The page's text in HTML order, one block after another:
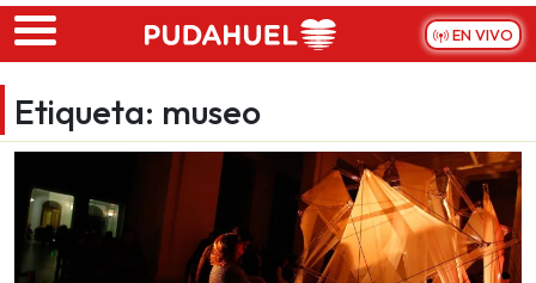
Skip to main content
EN VIVO
Etiqueta: museo